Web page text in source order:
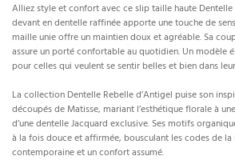
Alliez style et confort avec ce slip taille haute Dentelle
devant en dentelle raffinée apporte une touche de
maille unie offre un maintien doux et agréable. Sa
assure un porté confortable au quotidien. Un modèle
pour celles qui veulent se sentir belles et bien dans
La collection Dentelle Rebelle d’Antigel puise son
découpés de Matisse, mariant l’esthétique florale à
d’une dentelle Jacquard exclusive. Ses motifs
à la fois douce et affirmée, bousculant les codes de la
contemporaine et un confort assumé.